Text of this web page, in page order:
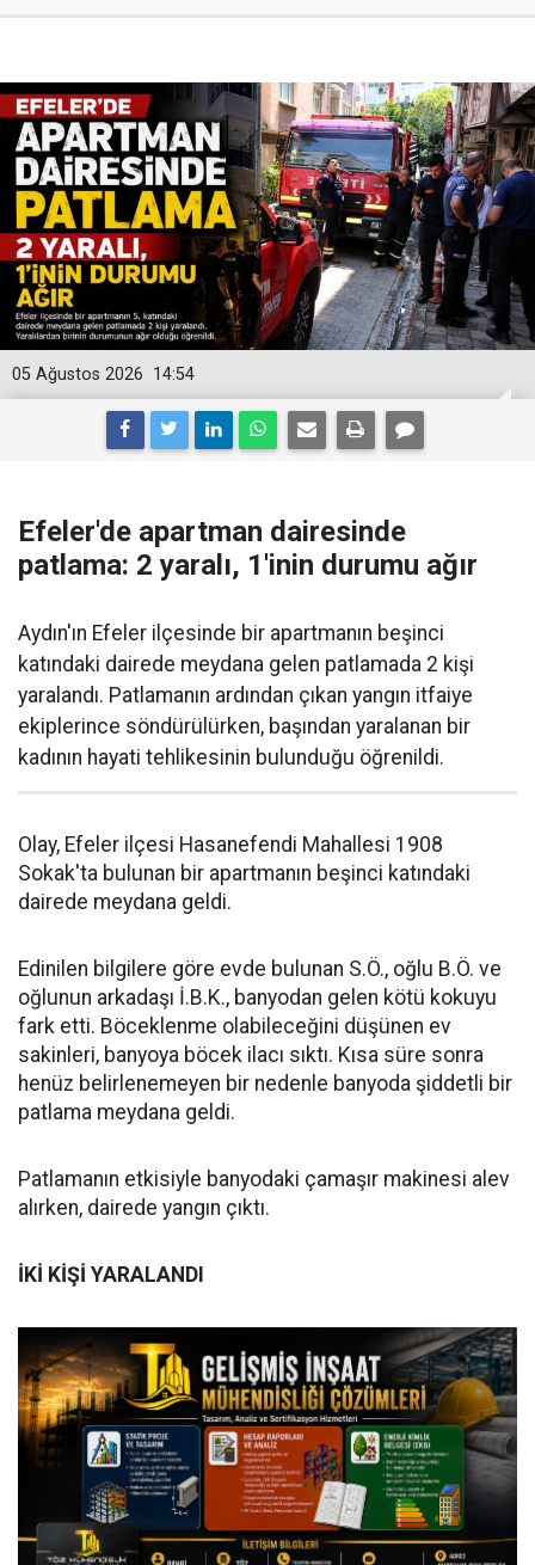
14:54
05 Ağustos 2026
Efeler'de apartman dairesinde
patlama: 2 yaralı, 1'inin durumu ağır
Aydın'ın Efeler ilçesinde bir apartmanın beşinci
katındaki dairede meydana gelen patlamada 2 kişi
yaralandı. Patlamanın ardından çıkan yangın itfaiye
ekiplerince söndürülürken, başından yaralanan bir
kadının hayati tehlikesinin bulunduğu öğrenildi.
Olay, Efeler ilçesi Hasanefendi Mahallesi 1908
Sokak'ta bulunan bir apartmanın beşinci katındaki
dairede meydana geldi.
Edinilen bilgilere göre evde bulunan S.Ö., oğlu B.Ö. ve
oğlunun arkadaşı İ.B.K., banyodan gelen kötü kokuyu
fark etti. Böceklenme olabileceğini düşünen ev
sakinleri, banyoya böcek ilacı sıktı. Kısa süre sonra
henüz belirlenemeyen bir nedenle banyoda şiddetli bir
patlama meydana geldi.
Patlamanın etkisiyle banyodaki çamaşır makinesi alev
alırken, dairede yangın çıktı.
İKİ KİŞİ YARALANDI